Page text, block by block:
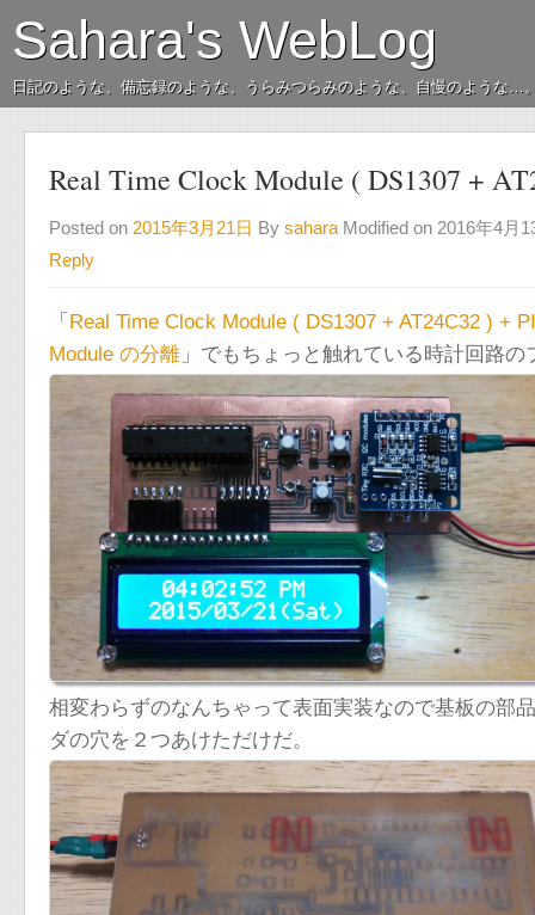
Sahara's WebLog
日記のような、備忘録のような、うらみつらみのような、自慢のような…
Real Time Clock Module ( DS1307 +
Posted on 2015年3月21日 By sahara Modified on 2016年4月
Reply
「 Real Time Clock Module ( DS1307 + AT24C32 ) +
Module の分離 」でもちょっと触れている時計回路
相変わらずのなんちゃって表面実装なので基板の部
ダの穴を２つあけただけだ。